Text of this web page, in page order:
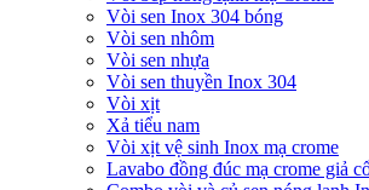
Vòi sen Inox 304 bóng
Vòi sen nhôm
Vòi sen nhựa
Vòi sen thuyền Inox 304
Vòi xịt
Xả tiểu nam
Vòi xịt vệ sinh Inox mạ crome
Lavabo đồng đúc mạ crome giả